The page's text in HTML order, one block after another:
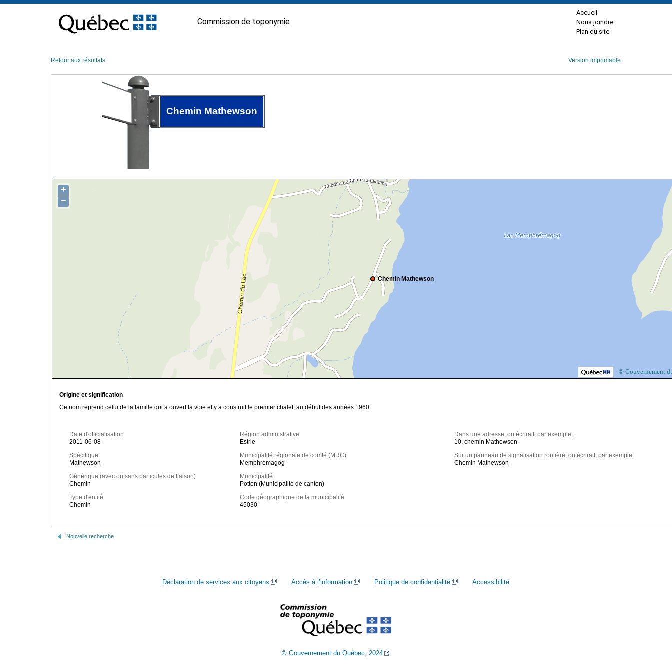
contenu
Commission de toponymie
Accueil
Nous joindre
Plan du site
Retour aux résultats Version imprimable
Chemin Mathewson
Chemin Mathewson
+
−
© Gouvernement
Origine et signification
Ce nom reprend celui de la famille qui a ouvert la voie et y a construit le premier chalet, au début des années 1960.
Date d'officialisation
2011-06-08
Spécifique
Mathewson
Générique (avec ou sans particules de liaison)
Chemin
Type d'entité
Chemin
Région administrative
Estrie
Municipalité régionale de comté (MRC)
Memphrémagog
Municipalité
Potton (Municipalité de canton)
Code géographique de la municipalité
45030
Dans une adresse, on écrirait, par exemple :
10, chemin Mathewson
Sur un panneau de signalisation routière, on écrirait, par exemple :
Chemin Mathewson
Nouvelle recherche
Déclaration de services aux citoyens Accès à l’information Politique de confidentialité Accessibilité
© Gouvernement du Québec, 2024